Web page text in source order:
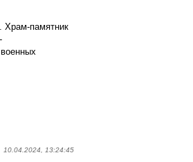
Храм-памятник
10.04.2024, 13:24:45